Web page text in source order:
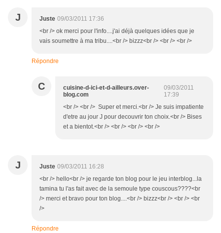
J Juste 09/03/2011 17:36
<br /> ok merci pour l'info....j'ai déjà quelques idées que je
vais soumettre à ma tribu....<br /> bizzz<br /> <br /> <br />
Répondre
C
cuisine-d-ici-et-d-ailleurs.over-
blog.com
09/03/2011
17:39
<br /> <br /> Super et merci.<br /> Je suis impatiente
d'etre au jour J pour decouvrir ton choix.<br /> Bises
et a bientot.<br /> <br /> <br /> <br />
J Juste 09/03/2011 16:28
<br /> hello<br /> je regarde ton blog pour le jeu interblog...la
tamina tu l'as fait avec de la semoule type couscous????<br
/> merci et bravo pour ton blog....<br /> bizzz<br /> <br /> <br
/>
Répondre